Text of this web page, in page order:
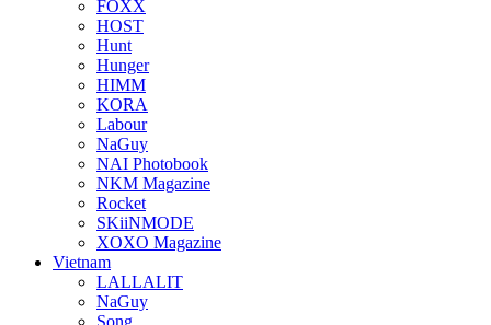
FOXX
HOST
Hunt
Hunger
HIMM
KORA
Labour
NaGuy
NAI Photobook
NKM Magazine
Rocket
SKiiNMODE
XOXO Magazine
Vietnam
LALLALIT
NaGuy
Song